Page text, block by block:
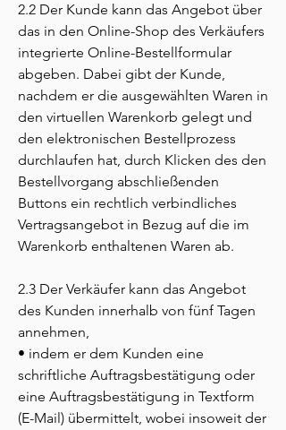
2.2 Der Kunde kann das Angebot über
das in den Online-Shop des Verkäufers
integrierte Online-Bestellformular
abgeben. Dabei gibt der Kunde,
nachdem er die ausgewählten Waren in
den virtuellen Warenkorb gelegt und
den elektronischen Bestellprozess
durchlaufen hat, durch Klicken des den
Bestellvorgang abschließenden
Buttons ein rechtlich verbindliches
Vertragsangebot in Bezug auf die im
Warenkorb enthaltenen Waren ab.
2.3 Der Verkäufer kann das Angebot
des Kunden innerhalb von fünf Tagen
annehmen,
• indem er dem Kunden eine
schriftliche Auftragsbestätigung oder
eine Auftragsbestätigung in Textform
(E-Mail) übermittelt, wobei insoweit der